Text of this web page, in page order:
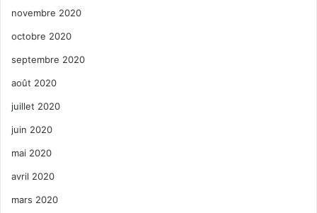
novembre 2020
octobre 2020
septembre 2020
août 2020
juillet 2020
juin 2020
mai 2020
avril 2020
mars 2020